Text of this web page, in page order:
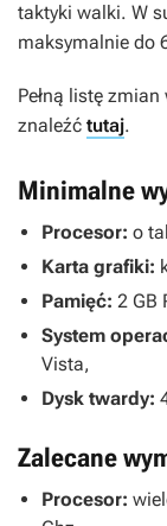
taktyki walki. W
maksymalnie do
Pełną listę
znaleźć tutaj.
Minimalne
Procesor: o
Karta grafiki:
Pamięć: 2 GB
System
Vista,
Dysk twardy:
Zalecane
Procesor: